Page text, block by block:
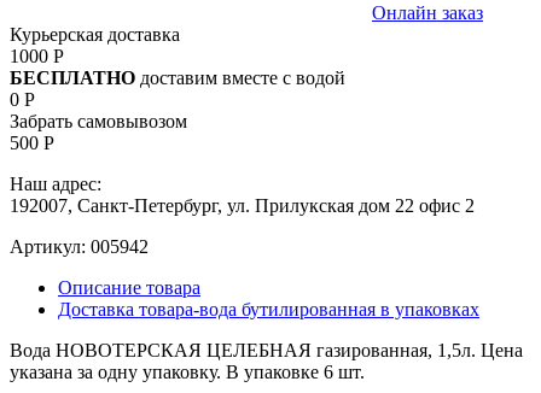
Онлайн заказ
Курьерская доставка
1000 Р
БЕСПЛАТНО доставим вместе с водой
0 Р
Забрать самовывозом
500 Р
Наш адрес:
192007, Санкт-Петербург, ул. Прилукская дом 22 офис 2
Артикул: 005942
Описание товара
Доставка товара-вода бутилированная в упаковках
Вода НОВОТЕРСКАЯ ЦЕЛЕБНАЯ газированная, 1,5л. Цена
указана за одну упаковку. В упаковке 6 шт.